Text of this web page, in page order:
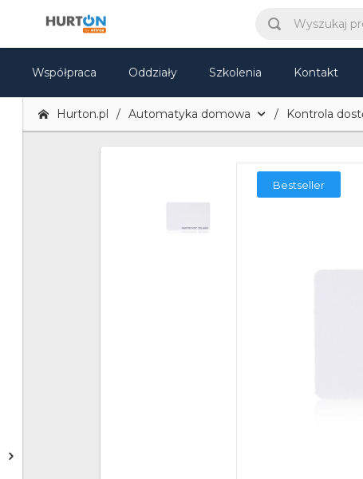
Współpraca Oddziały Szkolenia Kontakt
Hurton.pl Automatyka domowa Kontrola
Bestseller